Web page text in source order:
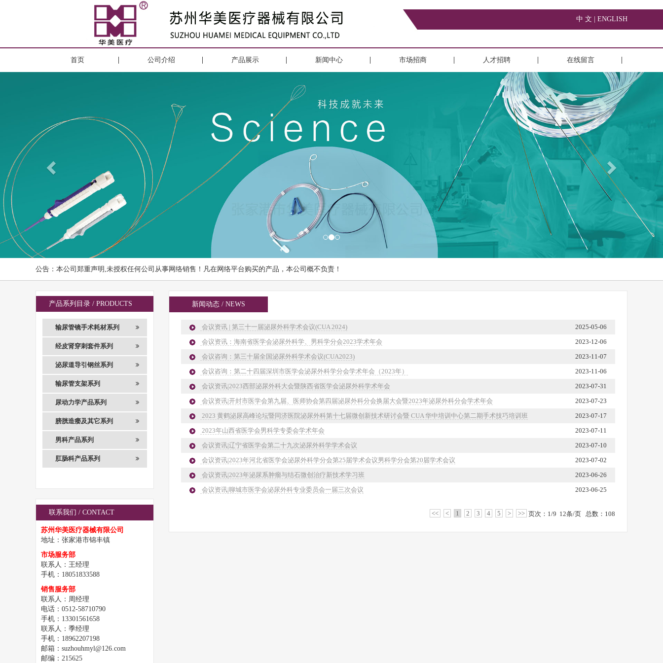
中 文 | ENGLISH
首页 公司介绍 产品展示 新闻中心 市场招商 人才招聘 在线留言
公告：本公司郑重声明,未授权任何公司从事网络销售！凡在网络平台购买的产品，本公司概不负责！
产品系列目录 / PRODUCTS
输尿管镜手术耗材系列
经皮肾穿刺套件系列
泌尿道导引钢丝系列
输尿管支架系列
尿动力学产品系列
膀胱造瘘及其它系列
男科产品系列
肛肠科产品系列
联系我们 / CONTACT
苏州华美医疗器械有限公司
地址：张家港市锦丰镇
市场服务部
联系人：王经理
手机：18051833588
销售服务部
联系人：周经理
电话：0512-58710790
手机：13301561658
联系人：季经理
手机：18962207198
邮箱：suzhouhmyl@126.com
邮编：215625
新闻动态 / NEWS
会议资讯 | 第三十一届泌尿外科学术会议(CUA 2024)
2025-05-06
会议资讯：海南省医学会泌尿外科学、男科学分会2023学术年会
2023-12-06
会议咨询：第三十届全国泌尿外科学术会议(CUA2023)
2023-11-07
会议咨询：第二十四届深圳市医学会泌尿外科学分会学术年会（2023年）
2023-11-06
会议资讯|2023西部泌尿外科大会暨陕西省医学会泌尿外科学术年会
2023-07-31
会议资讯|开封市医学会第九届、医师协会第四届泌尿外科分会换届大会暨2023年泌尿外科分会学术年会
2023-07-23
2023 黄鹤泌尿高峰论坛暨同济医院泌尿外科第十七届微创新技术研讨会暨 CUA 华中培训中心第二期手术技巧培训班
2023-07-17
2023年山西省医学会男科学专委会学术年会
2023-07-11
会议资讯|辽宁省医学会第二十九次泌尿外科学学术会议
2023-07-10
会议资讯|2023年河北省医学会泌尿外科学分会第25届学术会议男科学分会第20届学术会议
2023-07-02
会议资讯|2023年泌尿系肿瘤与结石微创治疗新技术学习班
2023-06-26
会议资讯|聊城市医学会泌尿外科专业委员会一届三次会议
2023-06-25
页次：1/9 12条/页 总数：108
<< < 1 2 3 4 5 > >>